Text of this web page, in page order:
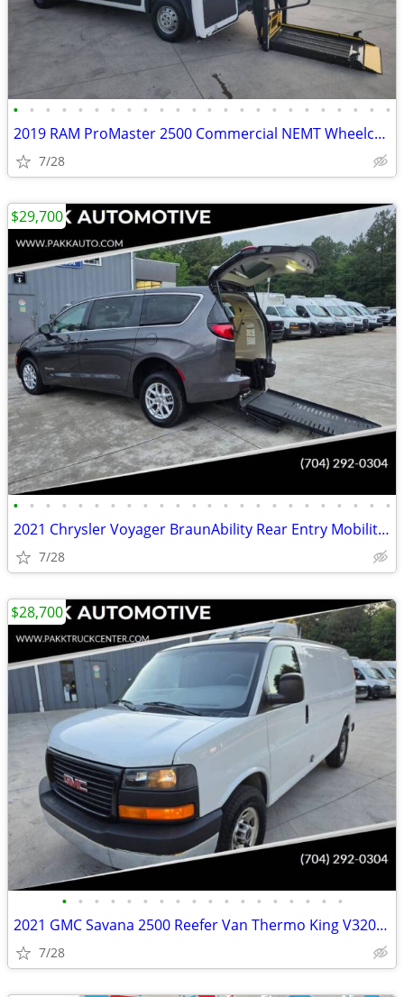
• • • • • • • • • • • • • • • • • • • • • • • •
2019 RAM ProMaster 2500 Commercial NEMT Wheelchair Gurney Van w/ Lift
7/28
• • • • • • • • • • • • • • • • • • • • • • • •
2021 Chrysler Voyager BraunAbility Rear Entry Mobility Wheelchair Van
7/28
$29,700
• • • • • • • • • • • • • • • • • •
2021 GMC Savana 2500 Reefer Van Thermo King V320 V-320 MAX w/ Standby
7/28
$28,700